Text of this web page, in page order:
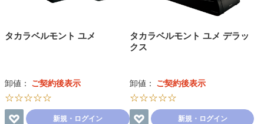
タカラベルモント ユメ
卸値： ご契約後表示
☆☆☆☆☆
新規・ログイン
タカラベルモント ユメ デラッ
クス
卸値： ご契約後表示
☆☆☆☆☆
新規・ログイン